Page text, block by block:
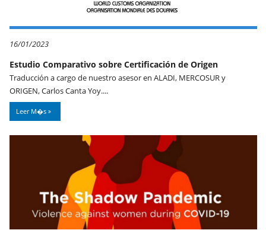
16/01/2023
Estudio Comparativo sobre Certificación de Origen
Traducción a cargo de nuestro asesor en ALADI, MERCOSUR y
ORIGEN, Carlos Canta Yoy....
Leer M�s